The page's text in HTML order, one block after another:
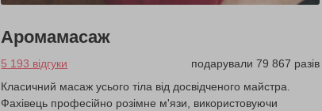
Аромамасаж
5 193 відгуки
подарували 79 867 разів
Класичний масаж усього тіла від досвідченого майстра.
Фахівець професійно розімне м'язи, використовуючи